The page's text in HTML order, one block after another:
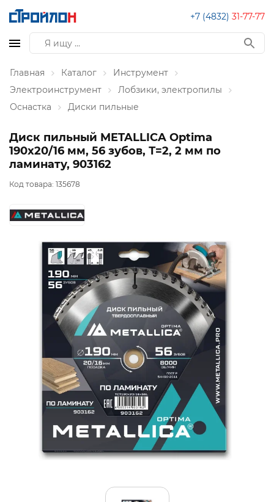
+7 (4832) 31-77-77
Главная Каталог
Инструмент
Электроинструмент
Лобзики, электропилы
Оснастка
Диски пильные
Диск пильный METALLICA Optima
190x20/16 мм, 56 зубов, Т=2, 2 мм по
ламинату, 903162
Код товара: 135678